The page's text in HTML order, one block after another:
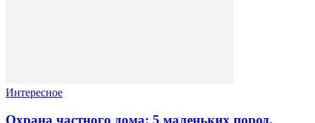
Интересное
Охрана частного дома: 5 маленьких пород,